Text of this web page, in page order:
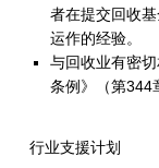
者在提交回收
运作的经验。
与回收业有密
条例》（第344
行业支援计划